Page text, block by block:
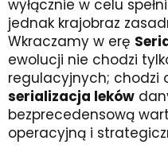
wyłącznie w celu
jednak krajobraz
Wkraczamy w erę
ewolucji nie chodzi
regulacyjnych; chodzi
serializacja leków
bezprecedensową
operacyjną i